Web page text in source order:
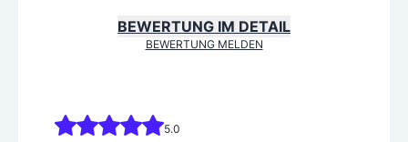
BEWERTUNG IM DETAIL
BEWERTUNG MELDEN
5.0